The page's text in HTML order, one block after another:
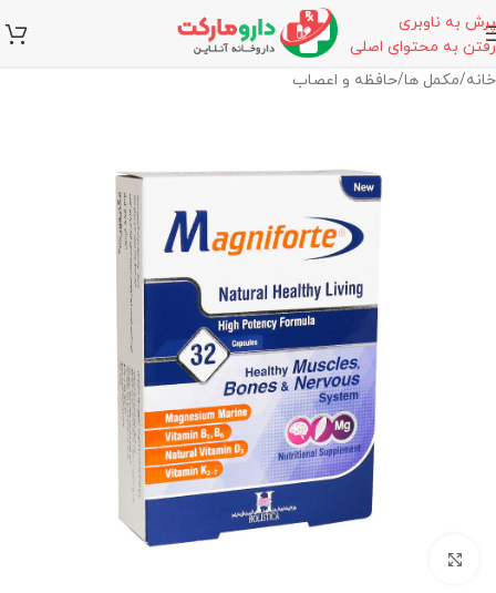
پرش به ناوبری
رفتن به محتوای اصلی
خانه/مکمل ها/حافظه و اعصاب